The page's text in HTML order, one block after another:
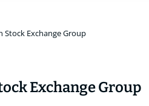
Stock Exchange Group
Exchange Group